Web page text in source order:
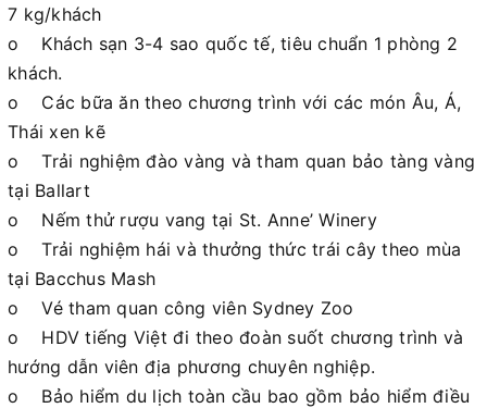
7 kg/khách
o Khách sạn 3-4 sao quốc tế, tiêu chuẩn 1 phòng 2
khách.
o Các bữa ăn theo chương trình với các món Âu, Á,
Thái xen kẽ
o Trải nghiệm đào vàng và tham quan bảo tàng vàng
tại Ballart
o Nếm thử rượu vang tại St. Anne’ Winery
o Trải nghiệm hái và thưởng thức trái cây theo mùa
tại Bacchus Mash
o Vé tham quan công viên Sydney Zoo
o HDV tiếng Việt đi theo đoàn suốt chương trình và
hướng dẫn viên địa phương chuyên nghiệp.
o Bảo hiểm du lịch toàn cầu bao gồm bảo hiểm điều